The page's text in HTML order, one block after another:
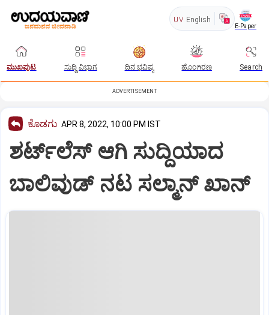
UV English
E-Paper
ಮುಖಪುಟ ಸುದ್ದಿ ವಿಭಾಗ ದಿನ ಭವಿಷ್ಯ ಹೊಂಗಿರಣ Search
ADVERTISEMENT
ಕೊಡಗು APR 8, 2022, 10:00 PM IST
ಶರ್ಟ್‌ಲೆಸ್‌ ಆಗಿ ಸುದ್ದಿಯಾದ
ಬಾಲಿವುಡ್‌ ನಟ ಸಲ್ಮಾನ್‌ ಖಾನ್‌